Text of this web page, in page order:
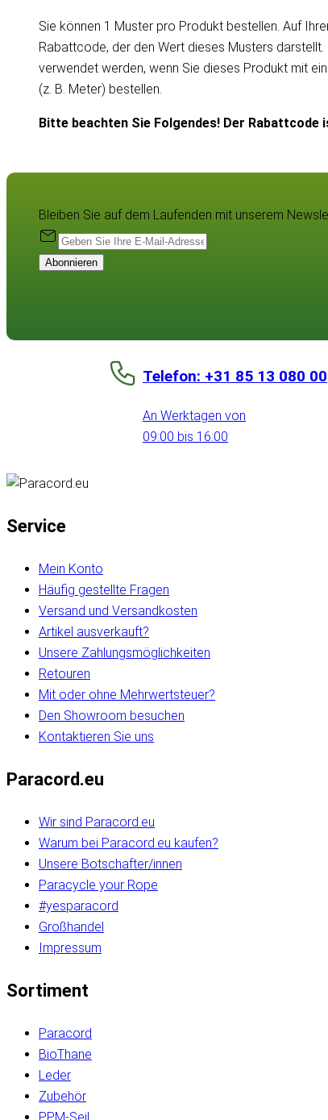
Sie können 1 Muster pro Produkt bestellen. Auf
Rabattcode, der den Wert dieses Musters
verwendet werden, wenn Sie dieses Produkt mit
(z. B. Meter) bestellen.
Bitte beachten Sie Folgendes! Der Rabattcode
Bleiben Sie auf dem Laufenden mit unserem
Abonnieren
Telefon: +31 85 13 080 00
An Werktagen von
09:00 bis 16:00
Service
Mein Konto
Häufig gestellte Fragen
Versand und Versandkosten
Artikel ausverkauft?
Unsere Zahlungsmöglichkeiten
Retouren
Mit oder ohne Mehrwertsteuer?
Den Showroom besuchen
Kontaktieren Sie uns
Paracord.eu
Wir sind Paracord.eu
Warum bei Paracord.eu kaufen?
Unsere Botschafter/innen
Paracycle your Rope
#yesparacord
Großhandel
Impressum
Sortiment
Paracord
BioThane
Leder
Zubehör